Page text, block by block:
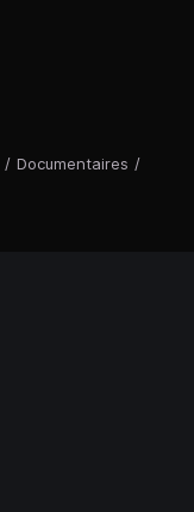
/ Documentaires /